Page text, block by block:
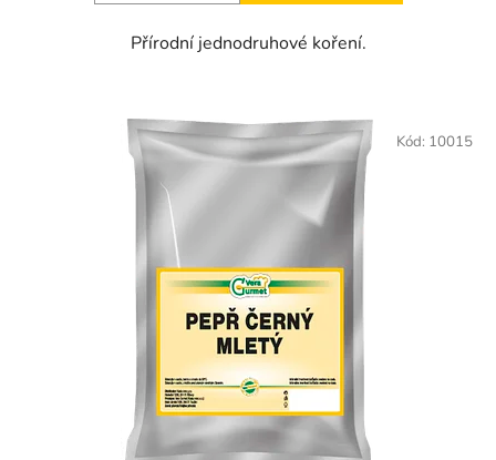
Přírodní jednodruhové koření.
Kód: 10015